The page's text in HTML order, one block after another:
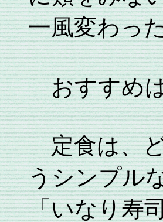
一風変わっ
おすすめ
定食は、ど
うシンプル
「いなり寿